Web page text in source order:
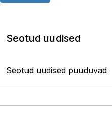
Seotud uudised
Seotud uudised puuduvad